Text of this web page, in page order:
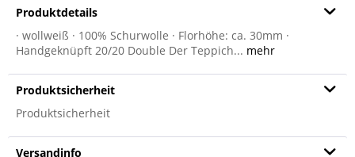
Produktdetails
· wollweiß · 100% Schurwolle · Florhöhe: ca. 30mm ·
Handgeknüpft 20/20 Double Der Teppich... mehr
Produktsicherheit
Produktsicherheit
Versandinfo